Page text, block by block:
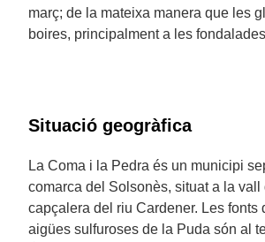
març; de la mateixa manera que les
boires, principalment a les
Situació geogràfica
La Coma i la Pedra és un municipi
comarca del Solsonès, situat a la vall
capçalera del riu Cardener. Les fonts
aigües sulfuroses de la Puda són al